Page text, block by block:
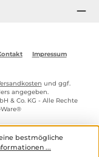
Impressum
und ggf.
angegeben.
& Co. KG - Alle Rechte
bestmögliche
...